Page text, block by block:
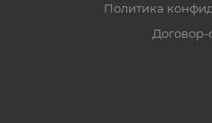
Политика
Договор-